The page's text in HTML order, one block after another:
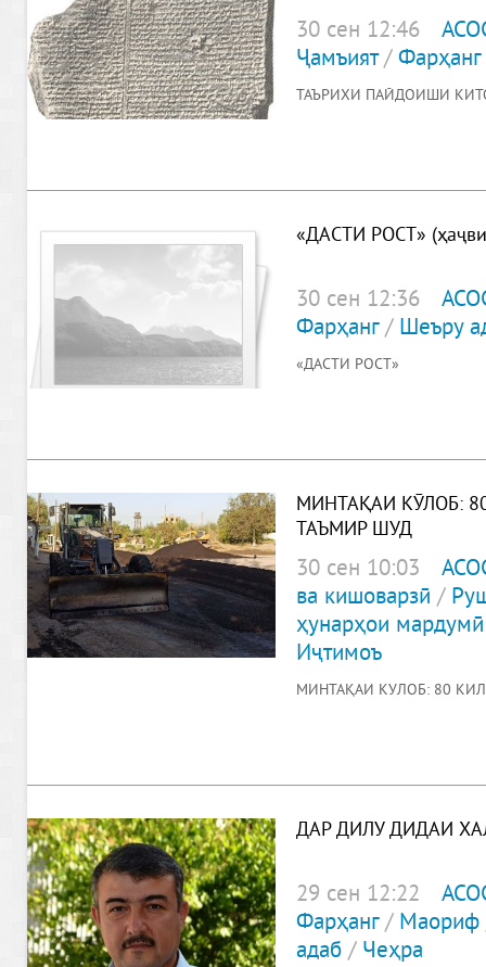
30 сен 12:46
Ҷамъият/Фарҳанг
ТАЪРИХИ ПАЙДОИШИ
«ДАСТИ РОСТ»
30 сен 12:36
Фарҳанг/ Шеъру
«ДАСТИ РОСТ»
МИНТАҚАИ КӮЛОБ:
ТАЪМИР ШУД
30 сен 10:03
ва кишоварзӣ /
ҳунарҳои мардумӣ
Иҷтимоъ
МИНТАҚАИ КӮЛОБ: 80
ДАР ДИЛУ ДИДАИ
29 сен 12:22
Фарҳанг/ Маориф
адаб/ Чеҳра